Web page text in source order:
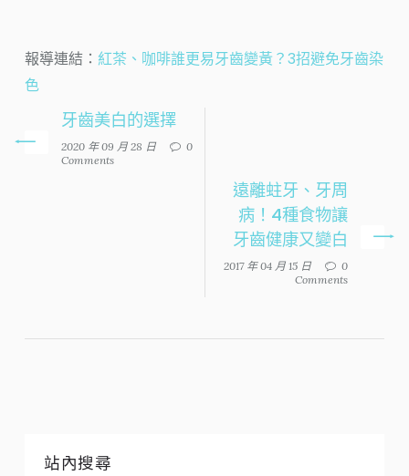
報導連結： 紅茶、咖啡誰更易牙齒變黃？3招避免牙齒染
色
牙齒美白的選擇
2020 年 09 月 28 日
0
Comments
遠離蛀牙、牙周
病！4種食物讓
牙齒健康又變白
2017 年 04 月 15 日
0
Comments
站內搜尋